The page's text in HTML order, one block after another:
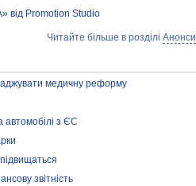
від Promotion Studio
Читайте більше в розділі Анонси
медичну реформу
автомобілі з ЄС
звітність